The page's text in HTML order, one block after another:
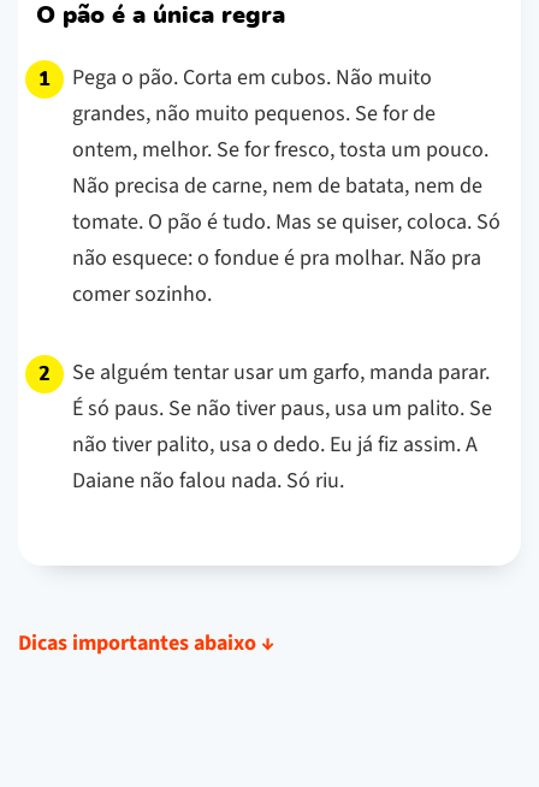
O pão é a única regra
Pega o pão. Corta em cubos. Não muito
grandes, não muito pequenos. Se for de
ontem, melhor. Se for fresco, tosta um pouco.
Não precisa de carne, nem de batata, nem de
tomate. O pão é tudo. Mas se quiser, coloca. Só
não esquece: o fondue é pra molhar. Não pra
comer sozinho.
Se alguém tentar usar um garfo, manda parar.
É só paus. Se não tiver paus, usa um palito. Se
não tiver palito, usa o dedo. Eu já fiz assim. A
Daiane não falou nada. Só riu.
Dicas importantes abaixo ↓